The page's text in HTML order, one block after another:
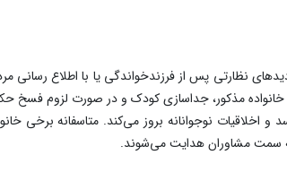
نظارتی پس از فرزندخواندگی یا با اطلاع رسانی
اخلاقیات نوجوانانه بروز می‌کند. متاسفانه برخی
سمت مشاوران هدایت می‌شوند.